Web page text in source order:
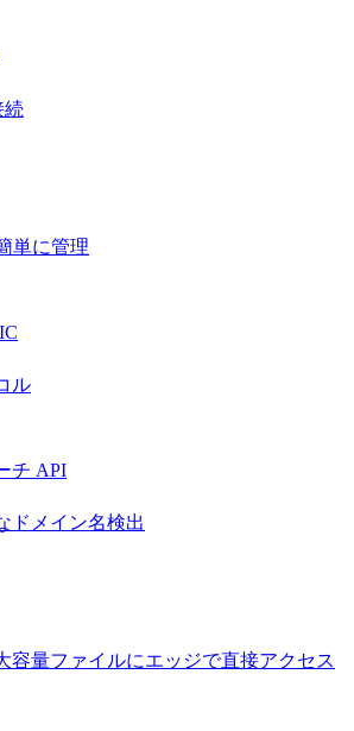
続
単に管理
ル
チ API
ドメイン名検出
容量ファイルにエッジで直接アクセス